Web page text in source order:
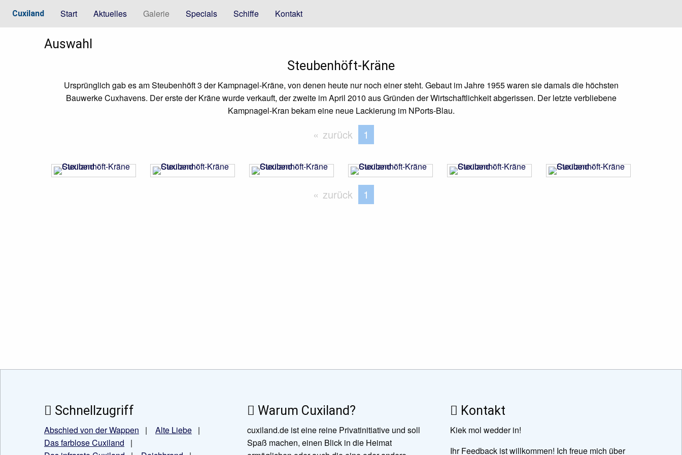
Cuxiland Start Aktuelles Galerie Specials Schiffe Kontakt
Auswahl
Steubenhöft-Kräne
Ursprünglich gab es am Steubenhöft 3 der Kampnagel-Kräne, von denen heute nur noch einer steht. Gebaut im Jahre 1955 waren sie damals die höchsten
Bauwerke Cuxhavens. Der erste der Kräne wurde verkauft, der zweite im April 2010 aus Gründen der Wirtschaftlichkeit abgerissen. Der letzte verbliebene
Kampnagel-Kran bekam eine neue Lackierung im NPorts-Blau.
zurück Sie befinden sich auf Seite
1
zurück Sie befinden sich auf Seite
1
Schnellzugriff
Abschied von der Wappen | Alte Liebe |
Das farblose Cuxiland |
Warum Cuxiland?
cuxiland.de ist eine reine Privatinitiative und soll
Spaß machen, einen Blick in die Heimat
Kontakt
Kiek mol wedder in!
Ihr Feedback ist willkommen! Ich freue mich über